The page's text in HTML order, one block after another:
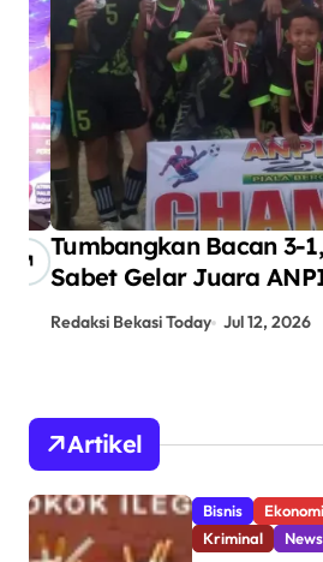
Tumbangkan Bacan 3-1,
Sabet Gelar Juara
CUP 2026
Redaksi Bekasi Today Jul 12, 2026
Artikel
Bisnis Ekonomi
Kriminal
News